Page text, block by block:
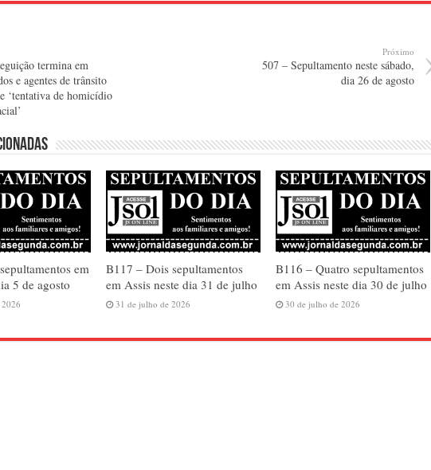
termina em
e agentes de trânsito
‘tentativa de homicídio
Próximo
507 – Sepultamento neste sábado,
dia 26 de agosto
em
5 de agosto
B117 – Dois sepultamentos
em Assis neste dia 31 de julho
31 de julho de 2026
B116 – Quatro sepultamentos
em Assis neste dia 30 de julho
30 de julho de 2026